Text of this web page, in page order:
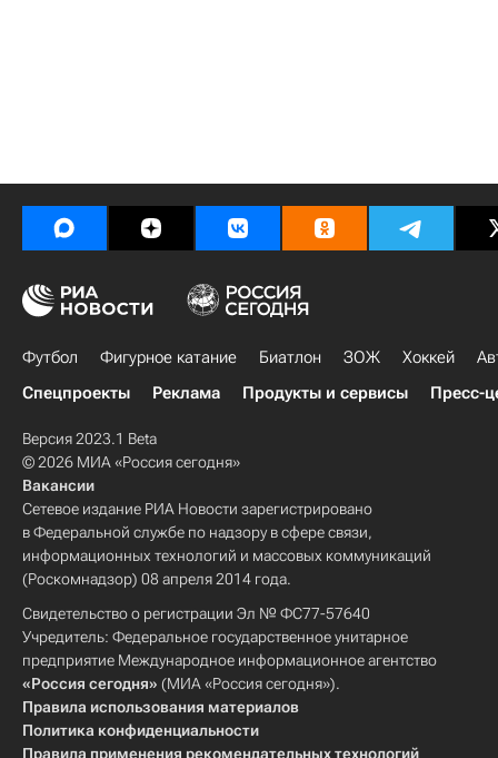
Футбол Фигурное катание Биатлон ЗОЖ Хоккей
Спецпроекты
Реклама Продукты и сервисы Пресс-
Версия 2023.1 Beta
© 2026 МИА «Россия сегодня»
Вакансии
Сетевое издание РИА Новости зарегистрировано
в Федеральной службе по надзору в сфере связи,
информационных технологий и массовых коммуникаций
(Роскомнадзор) 08 апреля 2014 года.
Свидетельство о регистрации Эл № ФС77-57640
Учредитель: Федеральное государственное унитарное
предприятие Международное информационное агентство
«Россия сегодня» (МИА «Россия сегодня»).
Правила использования материалов
Политика конфиденциальности
Правила применения рекомендательных технологий